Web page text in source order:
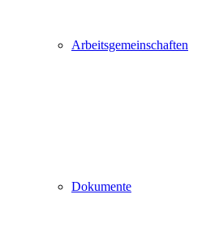
Arbeitsgemeinschaften
Dokumente